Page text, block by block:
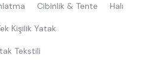
Cibinlik & Tente Halı
Kişilik Yatak
Tekstili